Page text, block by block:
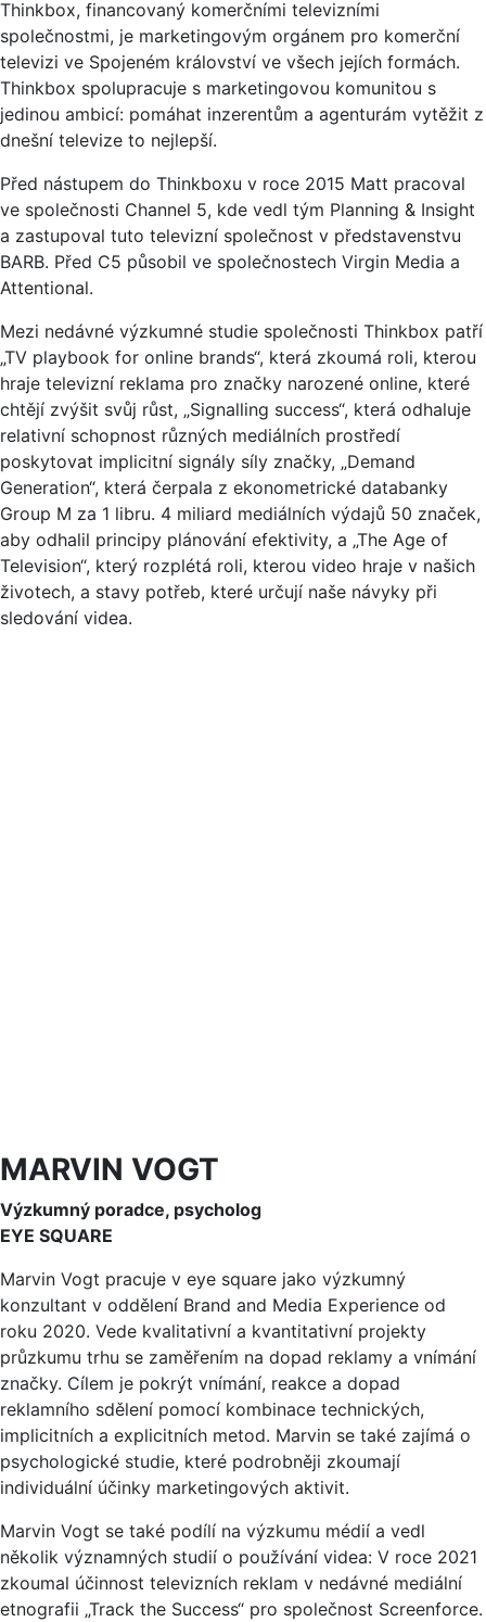
Thinkbox, financovaný komerčními televizními
společnostmi, je marketingovým orgánem pro komerční
televizi ve Spojeném království ve všech jejích formách.
Thinkbox spolupracuje s marketingovou komunitou s
jedinou ambicí: pomáhat inzerentům a agenturám vytěžit z
dnešní televize to nejlepší.
Před nástupem do Thinkboxu v roce 2015 Matt pracoval
ve společnosti Channel 5, kde vedl tým Planning & Insight
a zastupoval tuto televizní společnost v představenstvu
BARB. Před C5 působil ve společnostech Virgin Media a
Attentional.
Mezi nedávné výzkumné studie společnosti Thinkbox patří
„TV playbook for online brands“, která zkoumá roli, kterou
hraje televizní reklama pro značky narozené online, které
chtějí zvýšit svůj růst, „Signalling success“, která odhaluje
relativní schopnost různých mediálních prostředí
poskytovat implicitní signály síly značky, „Demand
Generation“, která čerpala z ekonometrické databanky
Group M za 1 libru. 4 miliard mediálních výdajů 50 značek,
aby odhalil principy plánování efektivity, a „The Age of
Television“, který rozplétá roli, kterou video hraje v našich
životech, a stavy potřeb, které určují naše návyky při
sledování videa.
MARVIN VOGT
Výzkumný poradce, psycholog
EYE SQUARE
Marvin Vogt pracuje v eye square jako výzkumný
konzultant v oddělení Brand and Media Experience od
roku 2020. Vede kvalitativní a kvantitativní projekty
průzkumu trhu se zaměřením na dopad reklamy a vnímání
značky. Cílem je pokrýt vnímání, reakce a dopad
reklamního sdělení pomocí kombinace technických,
implicitních a explicitních metod. Marvin se také zajímá o
psychologické studie, které podrobněji zkoumají
individuální účinky marketingových aktivit.
Marvin Vogt se také podílí na výzkumu médií a vedl
několik významných studií o používání videa: V roce 2021
zkoumal účinnost televizních reklam v nedávné mediální
etnografii „Track the Success“ pro společnost Screenforce.